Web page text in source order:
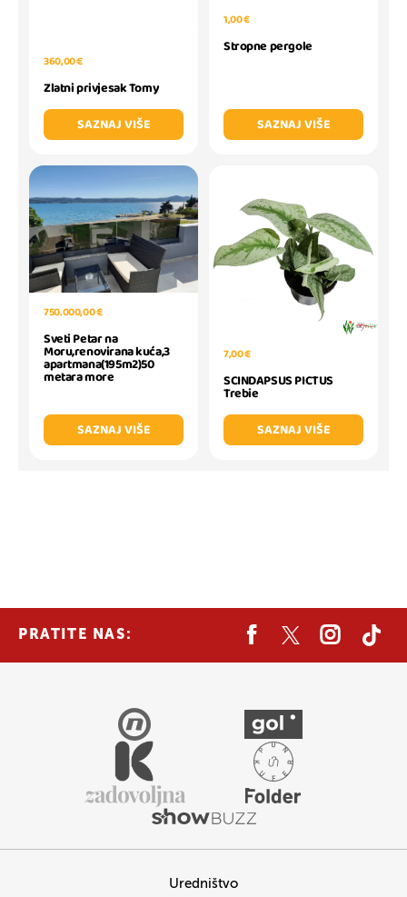
360,00 €
Zlatni privjesak Tomy
SAZNAJ VIŠE
1,00 €
Stropne pergole
SAZNAJ VIŠE
750.000,00 €
Sveti Petar na
Moru,renovirana kuća,3
apartmana(195m2)50
metara more
SAZNAJ VIŠE
7,00 €
SCINDAPSUS PICTUS
Trebie
SAZNAJ VIŠE
PRATITE NAS:
Uredništvo